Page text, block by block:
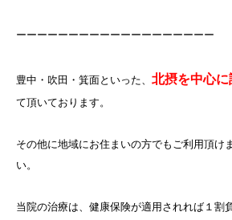
ーーーーーーーーーーーーーーーーーーー
豊中・吹田・箕面といった、 北摂を中心
て頂いております。
その他に地域にお住まいの方でもご利用頂け
い。
当院の治療は、健康保険が適用されれば１割